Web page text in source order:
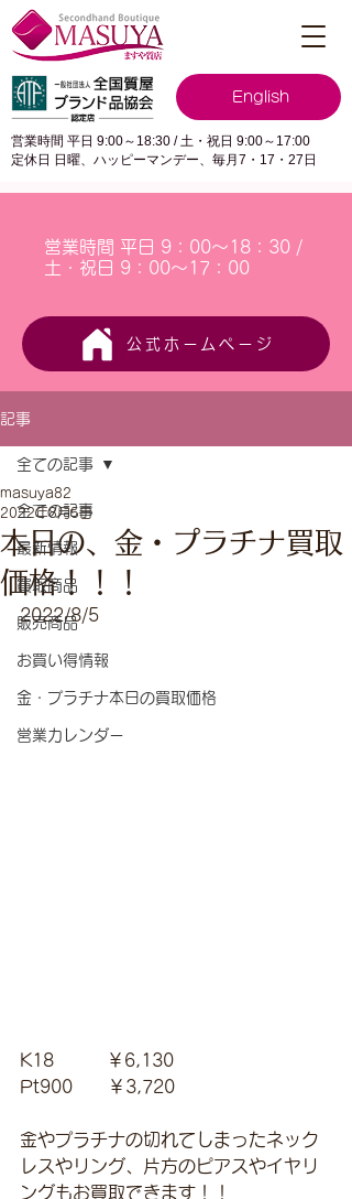
English
営業時間 平日 9:00～18:30 / 土・祝日 9:00～17:00
定休日 日曜、ハッピーマンデー、毎月7・17・27日
営業時間 平日 9：00～18：30 /
土・祝日 9：00～17：00
公式ホームページ
記事
全ての記事
最新情報
買取商品
販売商品
お買い得情報
金・プラチナ本日の買取価格
営業カレンダー
全ての記事
本日の、金・プラチナ買取
価格！！！
masuya82
2022年8月5日
2022/8/5
K18　　　￥6,130
Pt900　　￥3,720
金やプラチナの切れてしまったネック
レスやリング、片方のピアスやイヤリ
ングもお買取できます！！